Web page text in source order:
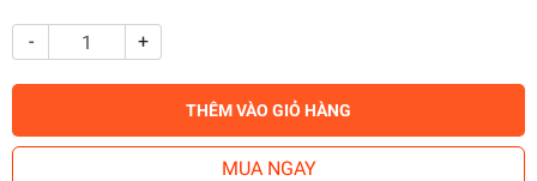
- +
THÊM VÀO GIỎ HÀNG
MUA NGAY